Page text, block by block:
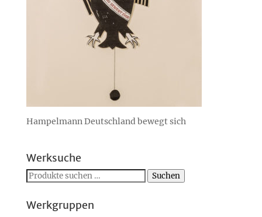
Hampelmann Deutschland bewegt sich
Werksuche
Suchen
Suchen
Werkgruppen